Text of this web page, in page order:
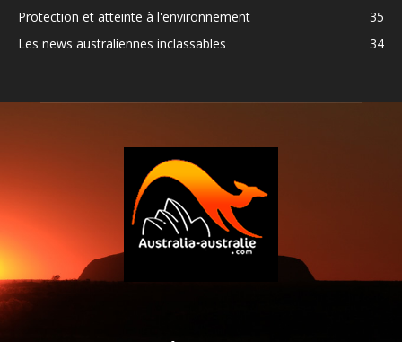
Protection et atteinte à l'environnement
35
Les news australiennes inclassables
34